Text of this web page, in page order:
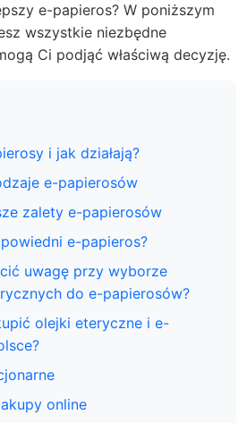
e-papieros? W poniższym
wszystkie niezbędne
Ci podjąć właściwą decyzję.
i jak działają?
e-papierosów
zalety e-papierosów
e-papieros?
uwagę przy wyborze
do e-papierosów?
olejki eteryczne i e-
online